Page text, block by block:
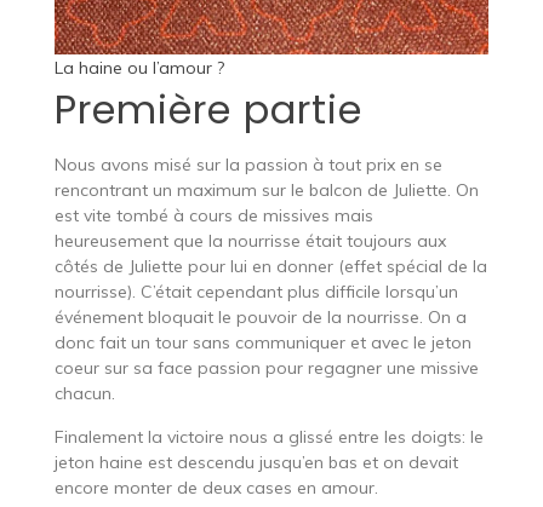
La haine ou l’amour ?
Première partie
Nous avons misé sur la passion à tout prix en se
rencontrant un maximum sur le balcon de Juliette. On
est vite tombé à cours de missives mais
heureusement que la nourrisse était toujours aux
côtés de Juliette pour lui en donner (effet spécial de la
nourrisse). C’était cependant plus difficile lorsqu’un
événement bloquait le pouvoir de la nourrisse. On a
donc fait un tour sans communiquer et avec le jeton
coeur sur sa face passion pour regagner une missive
chacun.
Finalement la victoire nous a glissé entre les doigts: le
jeton haine est descendu jusqu’en bas et on devait
encore monter de deux cases en amour.